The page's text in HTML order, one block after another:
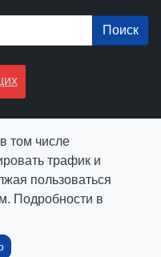
2026
том числе
трафик и
пользоваться
Подробности в